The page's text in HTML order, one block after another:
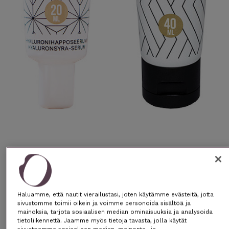
Suomessa valmistettu
Eläinkokeeton
Luonnollinen
Vegaaninen
★★★★ ★
“Käsi sydämellä suosittelen! Olleet
Haluamme, että nautit vierailustasi, joten käytämme evästeitä, jotta
sivustomme toimii oikein ja voimme personoida sisältöä ja
mainoksia, tarjota sosiaalisen median ominaisuuksia ja analysoida
tietoliikennettä. Jaamme myös tietoja tavasta, jolla käytät